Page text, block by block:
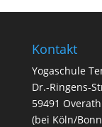
Kontakt
Yogaschule
Dr.-Ringens-
59491 Overath
(bei Köln/